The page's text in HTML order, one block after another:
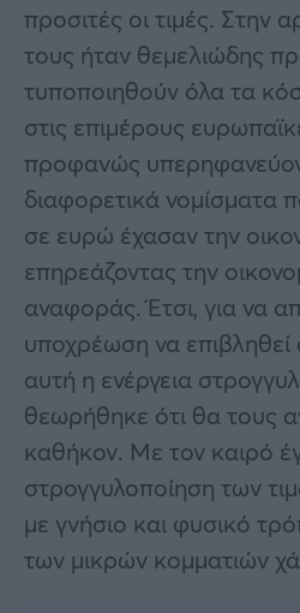
προσιτές οι τιμές. Στην
τους ήταν θεμελιώδης
τυποποιηθούν όλα τα
στις επιμέρους
προφανώς
διαφορετικά νομίσματα
σε ευρώ έχασαν την
επηρεάζοντας την
αναφοράς. Έτσι, για να
υποχρέωση να
αυτή η ενέργεια
θεωρήθηκε ότι θα τους
καθήκον. Με τον καιρό
στρογγυλοποίηση των
με γνήσιο και φυσικό
των μικρών κομματιών